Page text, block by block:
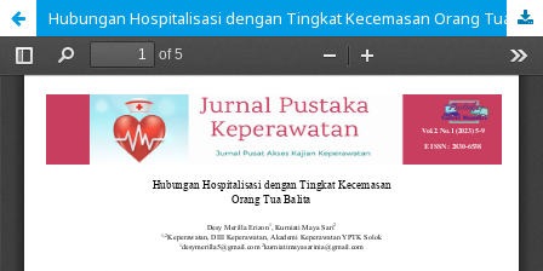
Hubungan Hospitalisasi dengan Tingkat Kecemasan Orang Tua Balita